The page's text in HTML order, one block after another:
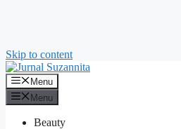
Skip to content
Menu
Menu
Beauty